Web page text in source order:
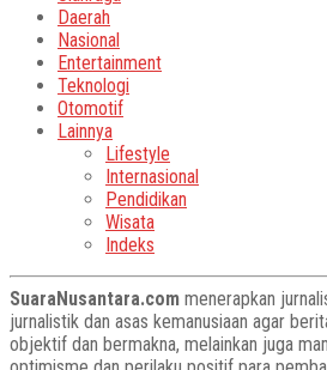
Daerah
Nasional
Entertainment
Teknologi
Otomotif
Lainnya
Lifestyle
Internasional
Pendidikan
Wisata
Indeks
SuaraNusantara.com menerapkan
jurnalistik dan asas kemanusiaan agar
objektif dan bermakna, melainkan juga